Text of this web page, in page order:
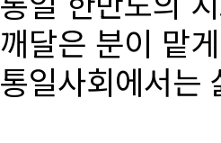
깨달은 분이 맡
통일사회에서는